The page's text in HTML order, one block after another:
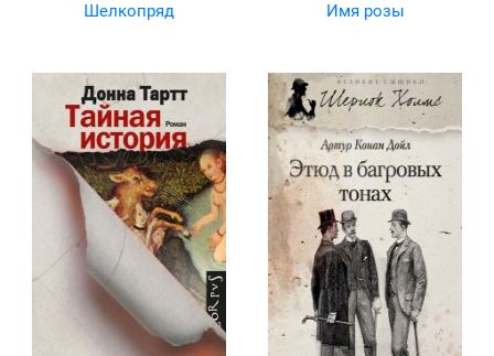
Шелкопряд
Имя розы